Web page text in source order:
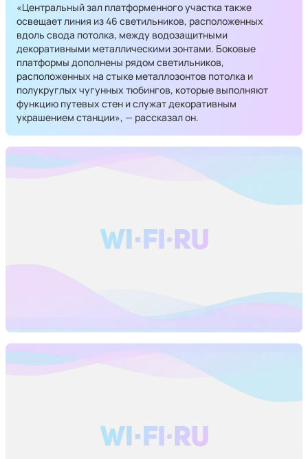
«Центральный зал платформенного участка также
освещает линия из 46 светильников, расположенных
вдоль свода потолка, между водозащитными
декоративными металлическими зонтами. Боковые
платформы дополнены рядом светильников,
расположенных на стыке металлозонтов потолка и
полукруглых чугунных тюбингов, которые выполняют
функцию путевых стен и служат декоративным
украшением станции», — рассказал он.